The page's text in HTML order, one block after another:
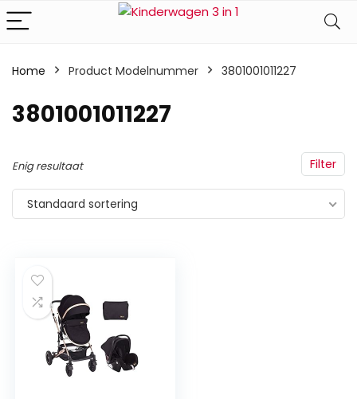
Home Product Modelnummer ‎3801001011227
‎3801001011227
Filter
Enig resultaat
Standaard sortering